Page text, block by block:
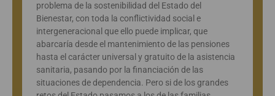
problema de la sostenibilidad del Estado del
Bienestar, con toda la conflictividad social e
intergeneracional que ello puede implicar, que
abarcaría desde el mantenimiento de las pensiones
hasta el carácter universal y gratuito de la asistencia
sanitaria, pasando por la financiación de las
situaciones de dependencia. Pero si de los grandes